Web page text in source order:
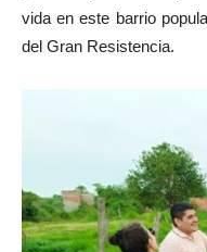
vida en este barrio
del Gran Resistencia.